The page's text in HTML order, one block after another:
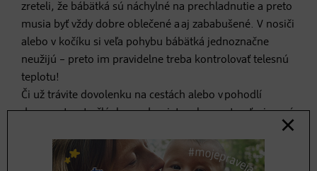
zreteli, že bábätká sú náchylné na prechladnutie a preto
musia byť vždy dobre oblečené a aj zababušené. V nosiči
alebo v kočíku si veľa pohybu bábätká jednoznačne
neužijú – preto im pravidelne treba kontrolovať telesnú
teplotu!
Či už trávite dovolenku na cestách alebo v pohodlí
doma, v tomto článku sa dozviete, ako sa starať ojemnú